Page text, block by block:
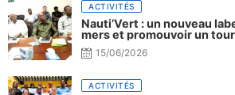
ACTIVITÉS
Nauti’Vert : un nouveau
mers et promouvoir un
15/06/2026
ACTIVITÉS